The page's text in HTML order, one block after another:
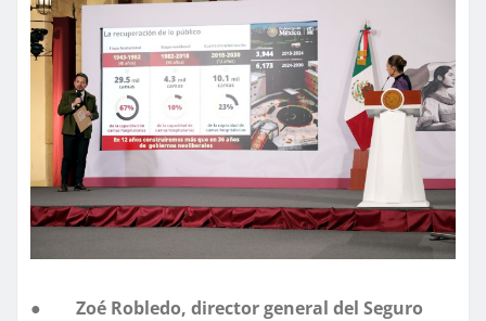
● Zoé Robledo, director general del Seguro